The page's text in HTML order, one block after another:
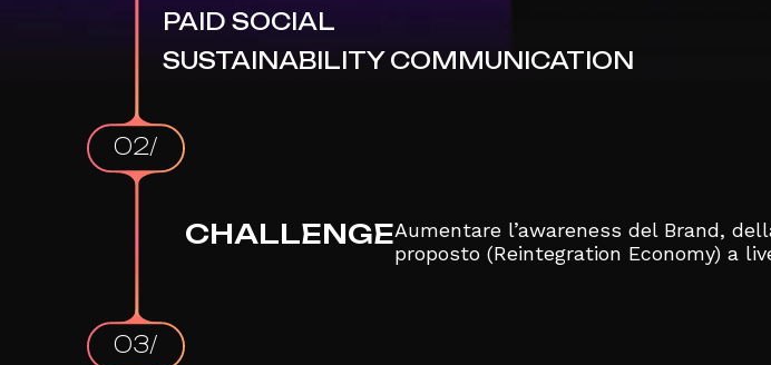
PAID SOCIAL
SUSTAINABILITY COMMUNICATION
02/
CHALLENGEAumentare l’awareness del Brand,
proposto (Reintegration Economy) a
03/